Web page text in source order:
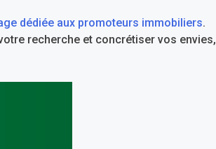
dédiée aux promoteurs immobiliers.
recherche et concrétiser vos envies,